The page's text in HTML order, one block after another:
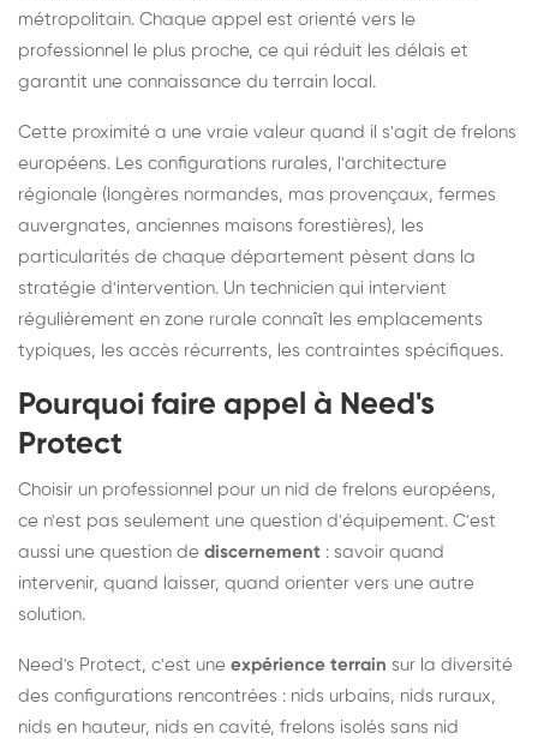
métropolitain. Chaque appel est orienté vers le
professionnel le plus proche, ce qui réduit les délais et
garantit une connaissance du terrain local.
Cette proximité a une vraie valeur quand il s'agit de frelons
européens. Les configurations rurales, l'architecture
régionale (longères normandes, mas provençaux, fermes
auvergnates, anciennes maisons forestières), les
particularités de chaque département pèsent dans la
stratégie d'intervention. Un technicien qui intervient
régulièrement en zone rurale connaît les emplacements
typiques, les accès récurrents, les contraintes spécifiques.
Pourquoi faire appel à Need's
Protect
Choisir un professionnel pour un nid de frelons européens,
ce n'est pas seulement une question d'équipement. C'est
aussi une question de discernement : savoir quand
intervenir, quand laisser, quand orienter vers une autre
solution.
Need's Protect, c'est une expérience terrain sur la diversité
des configurations rencontrées : nids urbains, nids ruraux,
nids en hauteur, nids en cavité, frelons isolés sans nid